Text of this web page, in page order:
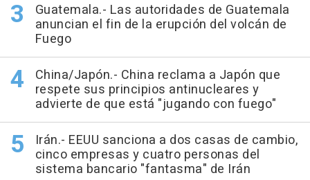
Guatemala.- Las autoridades de Guatemala
anuncian el fin de la erupción del volcán de
Fuego
China/Japón.- China reclama a Japón que
respete sus principios antinucleares y
advierte de que está "jugando con fuego"
Irán.- EEUU sanciona a dos casas de cambio,
cinco empresas y cuatro personas del
sistema bancario "fantasma" de Irán